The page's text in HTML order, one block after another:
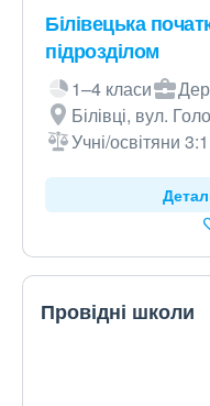
Білівецька
підрозділом
1–4 класи
Білівці, вул.
Учні/освітяни 3:1
Провідні школи